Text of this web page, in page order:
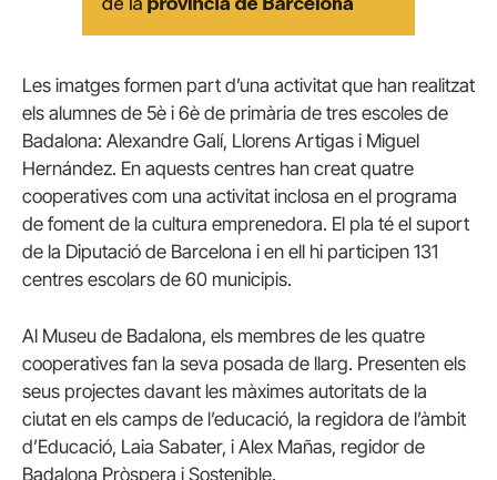
Les imatges formen part d’una activitat que han realitzat
els alumnes de 5è i 6è de primària de tres escoles de
Badalona: Alexandre Galí, Llorens Artigas i Miguel
Hernández. En aquests centres han creat quatre
cooperatives com una activitat inclosa en el programa
de foment de la cultura emprenedora. El pla té el suport
de la Diputació de Barcelona i en ell hi participen 131
centres escolars de 60 municipis.
Al Museu de Badalona, els membres de les quatre
cooperatives fan la seva posada de llarg. Presenten els
seus projectes davant les màximes autoritats de la
ciutat en els camps de l’educació, la regidora de l’àmbit
d’Educació, Laia Sabater, i Alex Mañas, regidor de
Badalona Pròspera i Sostenible.